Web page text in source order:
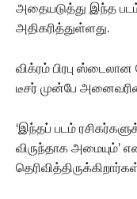
அதையடுத்து இந்த படம்
அதிகரித்துள்ளது.
விக்ரம் பிரபு
டீசர் முன்பே
‘இந்தப் படம்
விருந்தாக அமையும்’